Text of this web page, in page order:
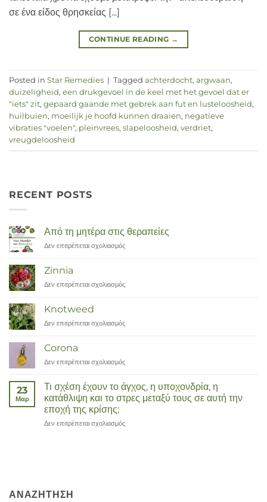
σε ένα είδος θρησκείας [...]
CONTINUE READING →
Posted in Star Remedies | Tagged achterdocht, argwaan,
duizeligheid, een drukgevoel in de keel met het gevoel dat er
"iets" zit, gepaard gaande met gebrek aan fut en lusteloosheid,
huilbuien, moeilijk je hoofd kunnen draaien, negatieve
vibraties "voelen", pleinvrees, slapeloosheid, verdriet,
vreugdeloosheid
RECENT POSTS
Από τη μητέρα στις θεραπείες
Δεν επιτρέπεται σχολιασμός
Zinnia
Δεν επιτρέπεται σχολιασμός
Knotweed
Δεν επιτρέπεται σχολιασμός
Corona
Δεν επιτρέπεται σχολιασμός
23
Μαρ
Τι σχέση έχουν το άγχος, η υποχονδρία, η
κατάθλιψη και το στρες μεταξύ τους σε αυτή την
εποχή της κρίσης;
Δεν επιτρέπεται σχολιασμός
ΑΝΑΖΉΤΗΣΗ